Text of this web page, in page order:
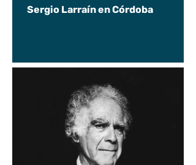
Sergio Larraín en Córdoba